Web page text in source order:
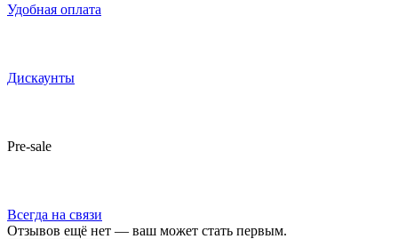
Удобная оплата
Дискаунты
Pre-sale
Всегда на связи
Отзывов ещё нет — ваш может стать первым.